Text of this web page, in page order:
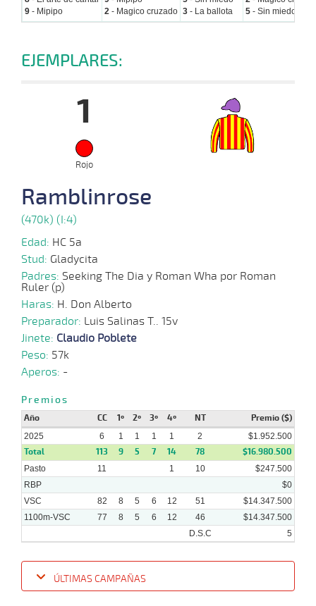
9 - Mipipo
2 - Magico cruzado 3 - La ballota
5 - Sin miedo
EJEMPLARES:
1
Rojo
Ramblinrose
(470k) (I:4)
Edad: HC 5a
Stud: Gladycita
Padres: Seeking The Dia y Roman Wha por Roman
Ruler (p)
Haras: H. Don Alberto
Preparador: Luis Salinas T.. 15v
Jinete: Claudio Poblete
Peso: 57k
Aperos: -
Premios
Año CC 1º 2º 3º 4º NT Premio ($)
2025 6 1 1 1 1 2 $1.952.500
Total 113 9 5 7 14 78 $16.980.500
Pasto 11 1 10
$247.500
RBP
$0
VSC
82 8 5 6 12 51
$14.347.500
1100m-VSC
77 8 5 6 12 46
$14.347.500
D.S.C
5
ÚLTIMAS CAMPAÑAS